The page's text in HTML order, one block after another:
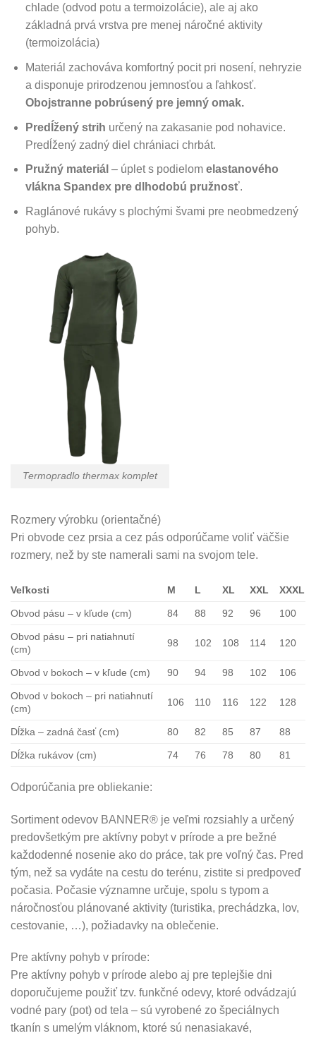
chlade (odvod potu a termoizolácie), ale aj ako
základná prvá vrstva pre menej náročné aktivity
(termoizolácia)
Materiál zachováva komfortný pocit pri nosení, nehryzie
a disponuje prirodzenou jemnosťou a ľahkosť.
Obojstranne pobrúsený pre jemný omak.
Predĺžený strih určený na zakasanie pod nohavice.
Predĺžený zadný diel chrániaci chrbát.
Pružný materiál – úplet s podielom elastanového
vlákna Spandex pre dlhodobú pružnosť.
Raglánové rukávy s plochými švami pre neobmedzený
pohyb.
Termopradlo thermax komplet
Rozmery výrobku (orientačné)
Pri obvode cez prsia a cez pás odporúčame voliť väčšie
rozmery, než by ste namerali sami na svojom tele.
Veľkosti M L XL XXL XXXL
Obvod pásu – v kľude (cm) 84 88 92 96 100
Obvod pásu – pri natiahnutí
(cm)
98 102 108 114 120
Obvod v bokoch – v kľude (cm) 90 94 98 102 106
Obvod v bokoch – pri natiahnutí
(cm)
106 110 116 122 128
Dĺžka – zadná časť (cm) 80 82 85 87 88
Dĺžka rukávov (cm) 74 76 78 80 81
Odporúčania pre obliekanie:
Sortiment odevov BANNER® je veľmi rozsiahly a určený
predovšetkým pre aktívny pobyt v prírode a pre bežné
každodenné nosenie ako do práce, tak pre voľný čas. Pred
tým, než sa vydáte na cestu do terénu, zistite si predpoveď
počasia. Počasie významne určuje, spolu s typom a
náročnosťou plánované aktivity (turistika, prechádzka, lov,
cestovanie, …), požiadavky na oblečenie.
Pre aktívny pohyb v prírode:
Pre aktívny pohyb v prírode alebo aj pre teplejšie dni
doporučujeme použiť tzv. funkčné odevy, ktoré odvádzajú
vodné pary (pot) od tela – sú vyrobené zo špeciálnych
tkanín s umelým vláknom, ktoré sú nenasiakavé,